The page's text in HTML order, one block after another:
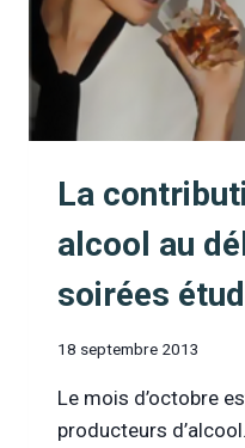
La
alcool au
soirées
18 septembre 2013
Le mois d’octobre
producteurs